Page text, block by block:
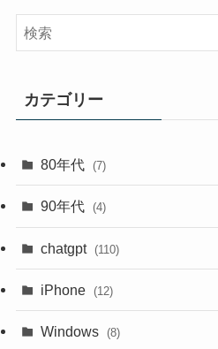
カテゴリー
80年代 (7)
90年代 (4)
chatgpt (110)
iPhone (12)
Windows (8)